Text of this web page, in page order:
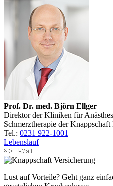
Prof. Dr. med. Björn Ellger
Direktor der Kliniken für
Schmerztherapie der
Tel.: 0231 922-1001
Lebenslauf
Lust auf Vorteile? Geht ganz